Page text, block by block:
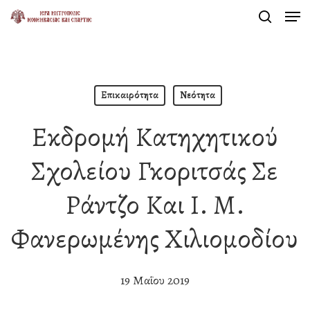
Skip
Επικαιρότητα Νεότητα
Εκδρομή Κατηχητικού
Σχολείου Γκοριτσάς Σε
Ράντζο Και Ι. Μ.
Φανερωμένης Χιλιομοδίου
19 Μαΐου 2019